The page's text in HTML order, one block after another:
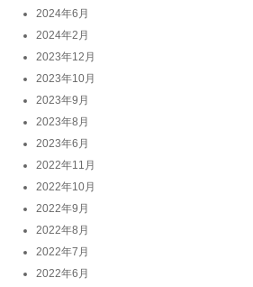
2024年6月
2024年2月
2023年12月
2023年10月
2023年9月
2023年8月
2023年6月
2022年11月
2022年10月
2022年9月
2022年8月
2022年7月
2022年6月